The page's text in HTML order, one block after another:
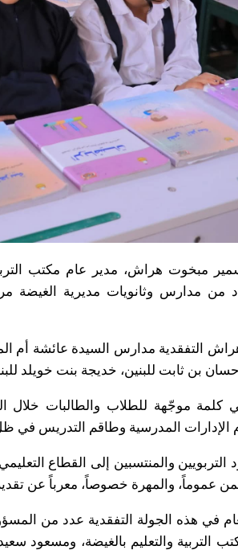
من مدارس وثانويات مديرية الغيضة
التفقدية مدارس السيدة عائشة أم
بن ثابت للبنين، خديجة بنت خويلد
موجّهة للطلاب والطالبات خلال
الإدارات المدرسية وطاقم التدريس في
والمنتسبين إلى القطاع
عموماً، والمهرة خصوصاً، معرباً عن
في هذه الجولة التفقدية عدد من
التربية والتعليم بالغيضة، ومسعود